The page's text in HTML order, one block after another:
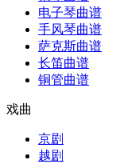
电子琴曲谱
手风琴曲谱
萨克斯曲谱
长笛曲谱
铜管曲谱
戏曲
京剧
越剧